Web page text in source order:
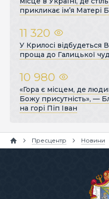
прикликає ім’я Матері
11 320
У Крилосі відбудеться
проща до Галицької
10 980
«Гора є місцем, де
Божу присутність», —
на горі Піп Іван
Пресцентр Новини